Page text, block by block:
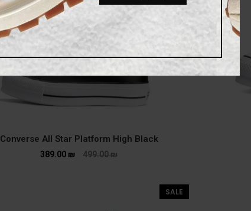
Converse All Star Platform High Black
499.00₪
389.00 ₪
SALE